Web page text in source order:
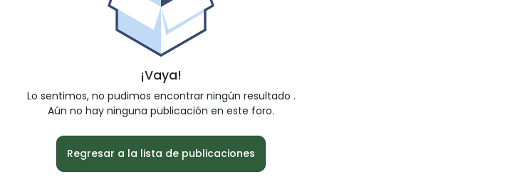
¡Vaya!
Lo sentimos, no pudimos encontrar ningún resultado .
Aún no hay ninguna publicación en este foro.
Regresar a la lista de publicaciones